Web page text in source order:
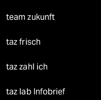
team zukunft
taz frisch
taz zahl ich
taz lab Infobrief